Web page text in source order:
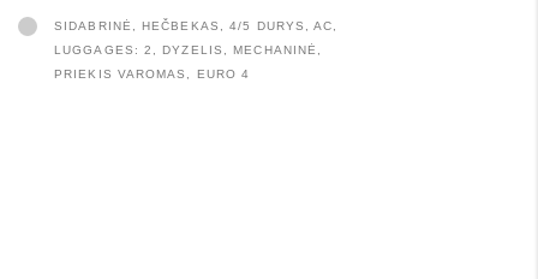
SIDABRINĖ, HEČBEKAS, 4/5 DURYS, AC,
LUGGAGES: 2, DYZELIS, MECHANINĖ,
PRIEKIS VAROMAS, EURO 4